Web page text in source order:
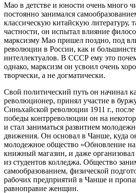
Мао в детстве и юности очень много
постоянно занимался
классическую китайскую литературу,
частности, он испытал влияние
марксизму Мао пришел поздно, под
революции в России, как и
интеллектуалов. В СССР ему это
однако, марксизм он усвоил очень
творчески, а не догматически.
Свой политический путь он начинал
революционер, принял участие в
Синьхайской революции 1911 г.,
победы контрреволюции он на
и стал заниматься развитием
движения. Он основал в Чанше, куда
молодежное общество «Обновление
книжный магазин, и даже
из студентов колледжа. Общество
самообразованием, физической
рабочих предприятий в Чанше и
равноправие женщин.